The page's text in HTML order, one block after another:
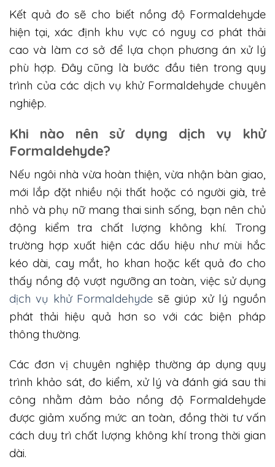
Kết quả đo sẽ cho biết nồng độ Formaldehyde
hiện tại, xác định khu vực có nguy cơ phát thải
cao và làm cơ sở để lựa chọn phương án xử lý
phù hợp. Đây cũng là bước đầu tiên trong quy
trình của các dịch vụ khử Formaldehyde chuyên
nghiệp.
Khi nào nên sử dụng dịch vụ khử
Formaldehyde?
Nếu ngôi nhà vừa hoàn thiện, vừa nhận bàn giao,
mới lắp đặt nhiều nội thất hoặc có người già, trẻ
nhỏ và phụ nữ mang thai sinh sống, bạn nên chủ
động kiểm tra chất lượng không khí. Trong
trường hợp xuất hiện các dấu hiệu như mùi hắc
kéo dài, cay mắt, ho khan hoặc kết quả đo cho
thấy nồng độ vượt ngưỡng an toàn, việc sử dụng
dịch vụ khử Formaldehydesẽ giúp xử lý nguồn
phát thải hiệu quả hơn so với các biện pháp
thông thường.
Các đơn vị chuyên nghiệp thường áp dụng quy
trình khảo sát, đo kiểm, xử lý và đánh giá sau thi
công nhằm đảm bảo nồng độ Formaldehyde
được giảm xuống mức an toàn, đồng thời tư vấn
cách duy trì chất lượng không khí trong thời gian
dài.